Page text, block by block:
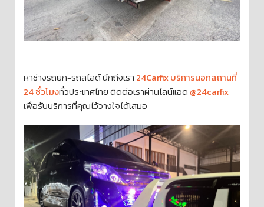
หาช่างรถยก-รถสไลด์ นึกถึงเรา 24Carfix บริการนอกสถานที่
24 ชั่วโมงทั่วประเทศไทย ติดต่อเราผ่านไลน์แอด @24carfix
เพื่อรับบริการที่คุณไว้วางใจได้เสมอ